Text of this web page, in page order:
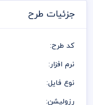
جزئیات طرح
کد طرح:
نرم افزار:
نوع فایل:
رزولیشن: